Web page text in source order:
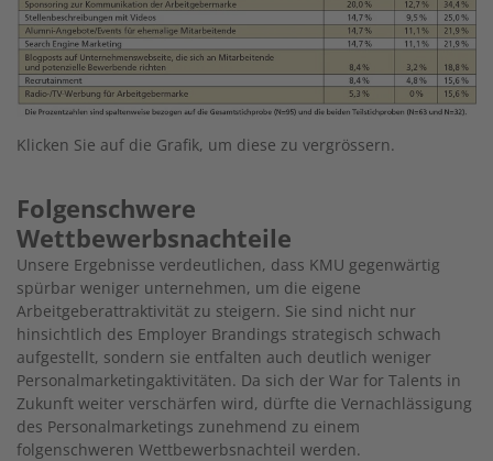
Klicken Sie auf die Grafik, um diese zu vergrössern.
Folgenschwere
Wettbewerbsnachteile
Unsere Ergebnisse verdeutlichen, dass KMU gegenwärtig
spürbar weniger unternehmen, um die eigene
Arbeitgeberattraktivität zu steigern. Sie sind nicht nur
hinsichtlich des Employer Brandings strategisch schwach
aufgestellt, sondern sie entfalten auch deutlich weniger
Personalmarketingaktivitäten. Da sich der War for Talents in
Zukunft weiter verschärfen wird, dürfte die Vernachlässigung
des Personalmarketings zunehmend zu einem
folgenschweren Wettbewerbsnachteil werden.